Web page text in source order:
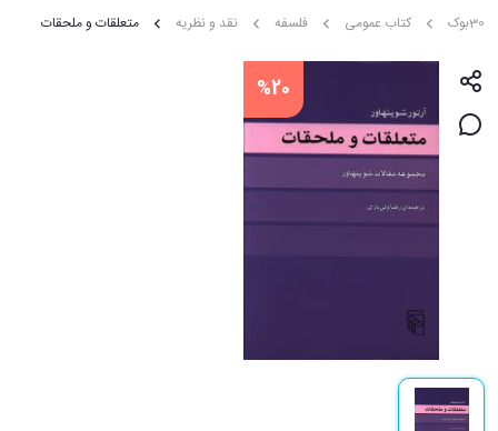
30بوک کتاب عمومی فلسفه نقد و نظریه متعلقات و ملحقات
%20